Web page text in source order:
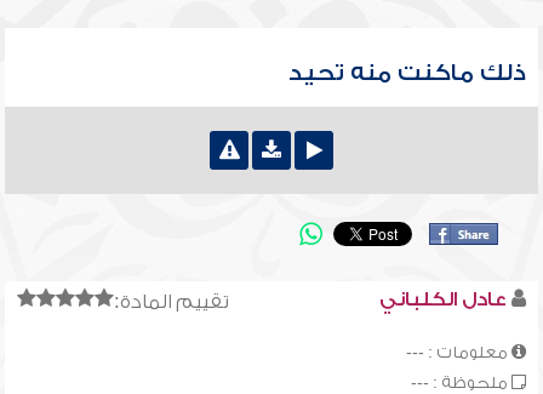
ذلك ماكنت منه تحيد
تقييم المادة: عادل الكلباني
معلومات : ---
ملحوظة : ---